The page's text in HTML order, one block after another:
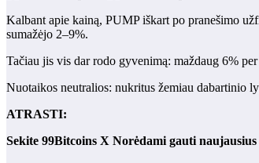
Kalbant apie kainą, PUMP iškart po pranešimo
sumažėjo 2–9%.
Tačiau jis vis dar rodo gyvenimą: maždaug 6%
Nuotaikos neutralios: nukritus žemiau dabartinio
ATRASTI:
Sekite 99Bitcoins X Norėdami gauti